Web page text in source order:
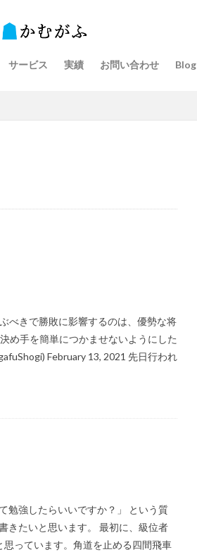
サービス 実績 お問い合わせ Blog
べきで勝敗に影響するのは、優勢な将
め手を簡単につかませないようにした
February 13, 2021 先日行われ
勉強したらいいですか？」 という質
きたいと思います。 最初に、級位者
っています。角道を止める四間飛車